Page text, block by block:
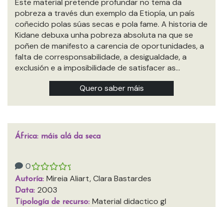
Este material pretende profundar no tema da
pobreza a través dun exemplo da Etiopía, un país
coñecido polas súas secas e pola fame. A historia de
Kidane debuxa unha pobreza absoluta na que se
poñen de manifesto a carencia de oportunidades, a
falta de corresponsabilidade, a desigualdade, a
exclusión e a imposibilidade de satisfacer as…
Quero saber máis
África: máis alá da seca
0
Autoría: Mireia Aliart, Clara Bastardes
Data: 2003
Tipología de recurso: Material didactico gl